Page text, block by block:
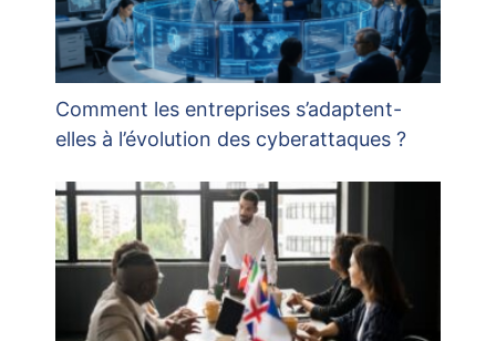
Comment les entreprises s’adaptent-
elles à l’évolution des cyberattaques ?